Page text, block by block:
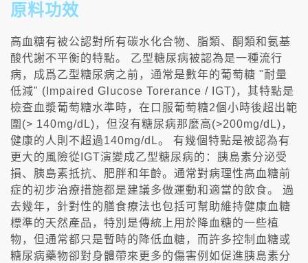
原料功效
高血糖有被公認對所有碳水化合物、脂類、酮類和氨基
酸代謝不平衡的特點。 乙型糖尿病被認為是一種流行
病，成爲乙型糖尿病之前，通常是數年的葡萄糖 "耐量
低減" (Impaired Glucose Torerance / IGT)，其特點是
檢查血漿葡萄糖水準時，在口服葡萄糖2個小時後超出範
圍(> 140mg/dL)，但沒有糖尿病那麼高(>200mg/dL)，
健康的人則不超過140mg/dL。 有幾個特點是被認為有
更大的風險從IGT演變成乙型糖尿病的：胰島素分泌受
損、胰島素抵抗、肥胖和年齡。通常對病理性高血糖前
症的初步治療措施都是建議多做運動和適當的飲食。 過
去幾年，針對性的膳食療法也包括可幫助維持健康血糖
標準的天然產品，特別是傳統上用於降血糖的一些植
物，但通常都只是暫時的降低血糖，而許多控制血糖或
糖尿病藥物卻對身體帶來更多的傷害例如促進胰島素分